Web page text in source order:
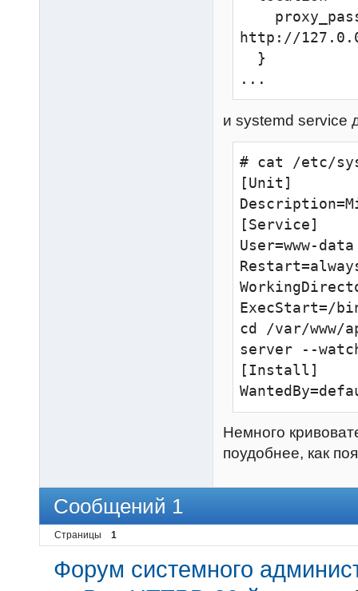
http://
...
и systemd service
# cat /etc/
[Unit]
[Service]
User=www-data
ExecStart=/
cd /var/www/
server --
[Install]
Немного
поудобнее, как
Сообщений 1
Страницы 1
Форум системного